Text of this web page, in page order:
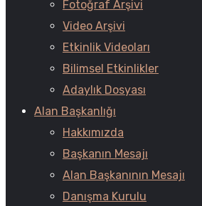
Fotoğraf Arşivi
Video Arşivi
Etkinlik Videoları
Bilimsel Etkinlikler
Adaylık Dosyası
Alan Başkanlığı
Hakkımızda
Başkanın Mesajı
Alan Başkanının Mesajı
Danışma Kurulu